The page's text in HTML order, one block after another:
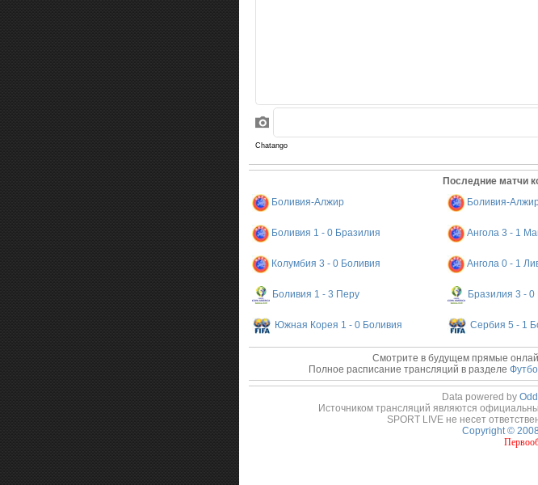
Последние матчи
Боливия-Алжир
Боливия-
Боливия 1 - 0 Бразилия Ангола 3 - 1
Колумбия 3 - 0 Боливия Ангола 0 - 1
Боливия 1 - 3 Перу Бразилия 3 - 0
Южная Корея 1 - 0 Боливия Сербия 5 - 1
Смотрите в будущем прямые
Полное расписание трансляций в разделе
Data powered by
Источником трансляций являются
SPORT LIVE не несет
Copyright ©